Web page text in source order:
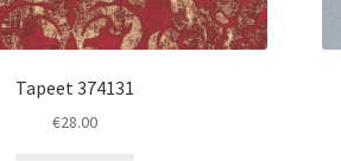
Tapeet 374131
€28.00